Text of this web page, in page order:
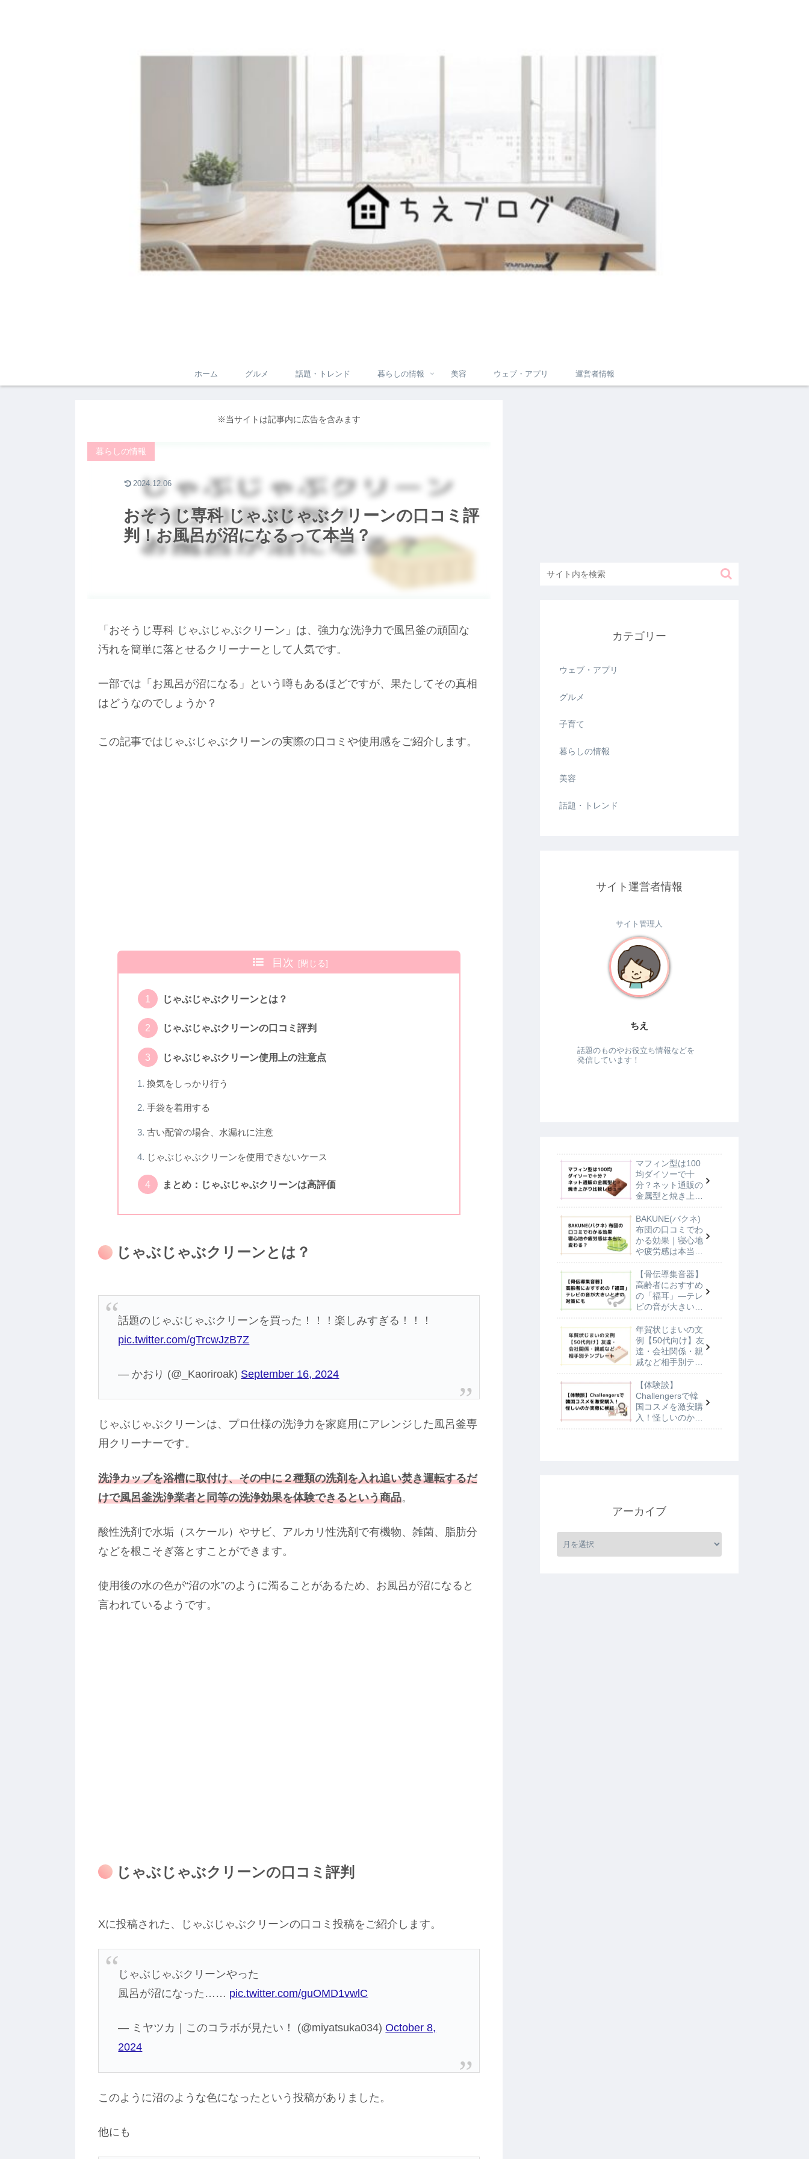
ホーム グルメ 話題・トレンド 暮らしの情報 美容 ウェブ・アプリ 運営者情報
※当サイトは記事内に広告を含みます
おそうじ専科 じゃぶじゃぶクリーンの口コミ評
判！お風呂が沼になるって本当？
暮らしの情報
2024.12.06
「おそうじ専科 じゃぶじゃぶクリーン」は、強力な洗浄力で風呂釜の頑固な
汚れを簡単に落とせるクリーナーとして人気です。
一部では「お風呂が沼になる」という噂もあるほどですが、果たしてその真相
はどうなのでしょうか？
この記事ではじゃぶじゃぶクリーンの実際の口コミや使用感をご紹介します。
目次
じゃぶじゃぶクリーンとは？
じゃぶじゃぶクリーンの口コミ評判
じゃぶじゃぶクリーン使用上の注意点
換気をしっかり行う
手袋を着用する
古い配管の場合、水漏れに注意
じゃぶじゃぶクリーンを使用できないケース
まとめ：じゃぶじゃぶクリーンは高評価
じゃぶじゃぶクリーンとは？
話題のじゃぶじゃぶクリーンを買った！！！楽しみすぎる！！！
pic.twitter.com/gTrcwJzB7Z
— かおり (@_Kaoriroak) September 16, 2024
じゃぶじゃぶクリーンは、プロ仕様の洗浄力を家庭用にアレンジした風呂釜専
用クリーナーです。
洗浄カップを浴槽に取付け、その中に２種類の洗剤を入れ追い焚き運転するだ
けで風呂釜洗浄業者と同等の洗浄効果を体験できるという商品。
酸性洗剤で水垢（スケール）やサビ、アルカリ性洗剤で有機物、雑菌、脂肪分
などを根こそぎ落とすことができます。
使用後の水の色が“沼の水”のように濁ることがあるため、お風呂が沼になると
言われているようです。
じゃぶじゃぶクリーンの口コミ評判
Xに投稿された、じゃぶじゃぶクリーンの口コミ投稿をご紹介します。
じゃぶじゃぶクリーンやった
風呂が沼になった…… pic.twitter.com/guOMD1vwlC
— ミヤツカ｜このコラボが見たい！ (@miyatsuka034)October 8,
2024
このように沼のような色になったという投稿がありました。
他にも
カテゴリー
ウェブ・アプリ
グルメ
子育て
暮らしの情報
美容
話題・トレンド
サイト運営者情報
サイト管理人
ちえ
話題のものやお役立ち情報などを
発信しています！
マフィン型は100
均ダイソーで十
分？ネット通販の
金属型と焼き上が
BAKUNE(バクネ)
布団の口コミでわ
かる効果｜寝心地
や疲労感は本当に
【骨伝導集音器】
高齢者におすすめ
の「福耳」—テレ
ビの音が大きいと
年賀状じまいの文
例【50代向け】友
達・会社関係・親
戚など相手別テン
【体験談】
Challengersで韓
国コスメを激安購
入！怪しいのか実
アーカイブ